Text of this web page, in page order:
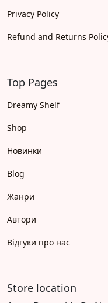
Privacy Policy
Refund and Returns
Top Pages
Dreamy Shelf
Shop
Новинки
Blog
Жанри
Автори
Відгуки про нас
Store location